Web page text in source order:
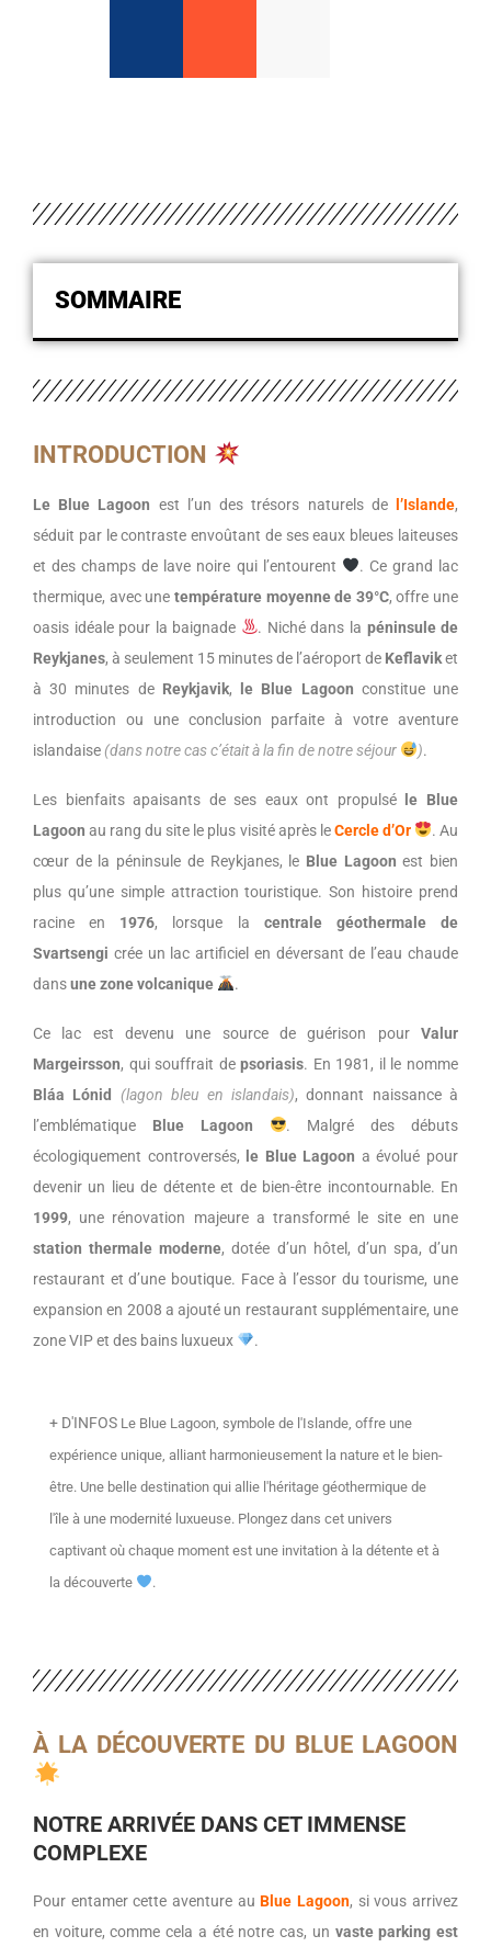
SOMMAIRE
INTRODUCTION
Le Blue Lagoon est l’un des trésors naturels de l’Islande,
séduit par le contraste envoûtant de ses eaux bleues laiteuses
et des champs de lave noire qui l’entourent
. Ce grand lac
thermique, avec une température moyenne de 39°C, offre une
oasis idéale pour la baignade
. Niché dans la péninsule de
Reykjanes, à seulement 15 minutes de l’aéroport de Keflaviket
à 30 minutes de Reykjavik, le Blue Lagoon constitue une
introduction ou une conclusion parfaite à votre aventure
islandaise (dans notre cas c’était à la fin de notre séjour ).
Les bienfaits apaisants de ses eaux ont propulsé
le Blue
Lagoon au rang du site le plus visité après leCercle d’Or
. Au
cœur de la péninsule de Reykjanes, le Blue Lagoon est bien
plus qu’une simple attraction touristique. Son histoire prend
racine en 1976, lorsque la centrale géothermale de
Svartsengi crée un lac artificiel en déversant de l’eau chaude
dansune zone volcanique .
Ce lac est devenu une source de guérison pour Valur
Margeirsson, qui souffrait depsoriasis. En 1981, il le nomme
Bláa Lónid
(lagon bleu en islandais), donnant naissance à
l’emblématique Blue Lagoon
. Malgré des débuts
écologiquement controversés,
le Blue Lagoon a évolué pour
devenir un lieu de détente et de bien-être incontournable. En
1999, une rénovation majeure a transformé le site en une
station thermale moderne, dotée d’un hôtel, d’un spa, d’un
restaurant et d’une boutique. Face à l’essor du tourisme, une
expansion en 2008 a ajouté un restaurant supplémentaire, une
zone VIP et des bains luxueux
.
+ D'INFOS Le Blue Lagoon, symbole de l'Islande, offre une
expérience unique, alliant harmonieusement la nature et le bien-
être. Une belle destination qui allie l'héritage géothermique de
l'île à une modernité luxueuse. Plongez dans cet univers
captivant où chaque moment est une invitation à la détente et à
la découverte
.
À LA DÉCOUVERTE DU BLUE LAGOON
NOTRE ARRIVÉE DANS CET IMMENSE
COMPLEXE
Pour entamer cette aventure auBlue Lagoon, si vous arrivez
en voiture, comme cela a été notre cas, un vaste parking est